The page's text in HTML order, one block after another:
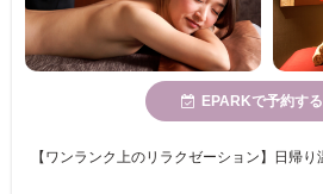
EPARKで予約する